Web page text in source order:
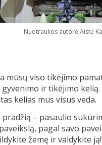
Nuotraukos autorė Aistė
mūsų viso tikėjimo
ir tikėjimo
kelias mus visus veda.
– pasaulio
pagal savo
žemę ir valdykite